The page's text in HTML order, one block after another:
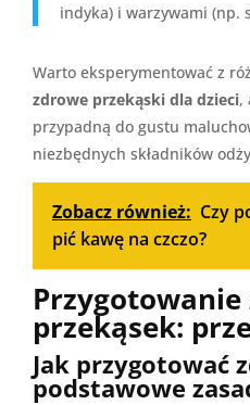
indyka) i warzywami (np.
Warto eksperymentować z
zdrowe przekąski dla dzieci,
przypadną do gustu
niezbędnych składników
Zobacz również: Czy
pić kawę na czczo?
przekąsek:
Jak przygotować
podstawowe